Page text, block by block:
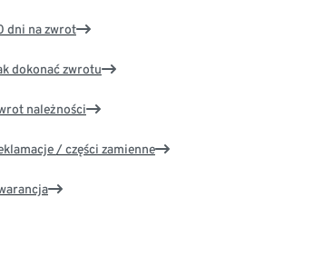
dni na zwrot
dokonać zwrotu
należności
/ części zamienne